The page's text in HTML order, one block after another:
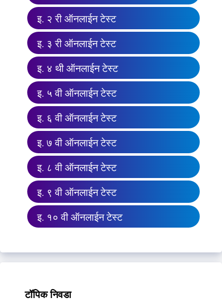
इ. २ री ऑनलाईन टेस्ट
इ. ३ री ऑनलाईन टेस्ट
इ. ४ थी ऑनलाईन टेस्ट
इ. ५ वी ऑनलाईन टेस्ट
इ. ६ वी ऑनलाईन टेस्ट
इ. ७ वी ऑनलाईन टेस्ट
इ. ८ वी ऑनलाईन टेस्ट
इ. ९ वी ऑनलाईन टेस्ट
इ. १० वी ऑनलाईन टेस्ट
टॉपिक निवडा